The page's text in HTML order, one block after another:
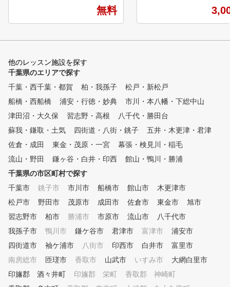
POINT１ 診断・カルテ作成
弾道測定器・シミュレーターを
用いて、現状把握を行う事で、
ロは最新のスイング理論を元に
、お客様のスイングに合った最
適のスイング理論をご提案する
ことで上達をサポートします。
■POINT３ クラブフィッティ
ング 現在のクラブが合ってい
るか、レッスンプロがチェック
プに向けて使うべきクラブも合
わせてご提案いたします。 ■P
OINT４ 筋力・柔軟性 ゴルフ
に必要な筋力は他のスポーツと
異なって限られています。ご自
宅でも簡単にできるトレーニン
す。 ■POINT５ コースマネジ
メント ほとんどのゴルファー
がこの部分でスコアをロスして
います。スコアアップに重要な
コースマネジメントやメンタル
トレーニング含めてレッスンい
無料
おります。 お客様の目標
ビューに必要なラウンド
ます！ ゴルフ始めたての時こ
そ、ゴルフスクールで正
ォームやマナーを学び、
く楽しく上達していきま
切りや苦手な部分のサポ
行い ゴルフ仲間を わっ！
かせる成果を出せるよう
いさせていただきます！ イン
いつでも練習でき 最新の
コースをまわるのに近い
練習できるから、コース
ー対策も万全です。 周り
にせず自分のゴルフに集
る環境で上達できます。 パー
ソナルレッスンで、フォ
させて頂きます。 課題や
他のレッスン施設を探す
千葉県のエリアで探す
千葉・西千葉・都賀
柏・我孫子
松戸・新松戸
船橋・西船橋
浦安・行徳・妙典
市川・本八幡・下総中山
津田沼・大久保
習志野・高根
八千代・勝田台
蘇我・鎌取・土気
四街道・八街・銚子
五井・木更津・君津
佐倉・成田
東金・茂原・一宮
幕張・検見川・稲毛
流山・野田
鎌ヶ谷・白井・印西
館山・鴨川・勝浦
千葉県の市区町村で探す
千葉市
銚子市 市川市 船橋市 館山市
木更津市
松戸市
野田市 茂原市 成田市 佐倉市 東金市
旭市
習志野市
柏市 勝浦市 市原市 流山市
八千代市
我孫子市
鴨川市 鎌ケ谷市 君津市 富津市
浦安市
四街道市
袖ケ浦市 八街市 印西市 白井市
富里市
南房総市
匝瑳市 香取市 山武市 いすみ市
大網白里市
印旛郡 酒々井町
印旛郡 栄町
香取郡 神崎町